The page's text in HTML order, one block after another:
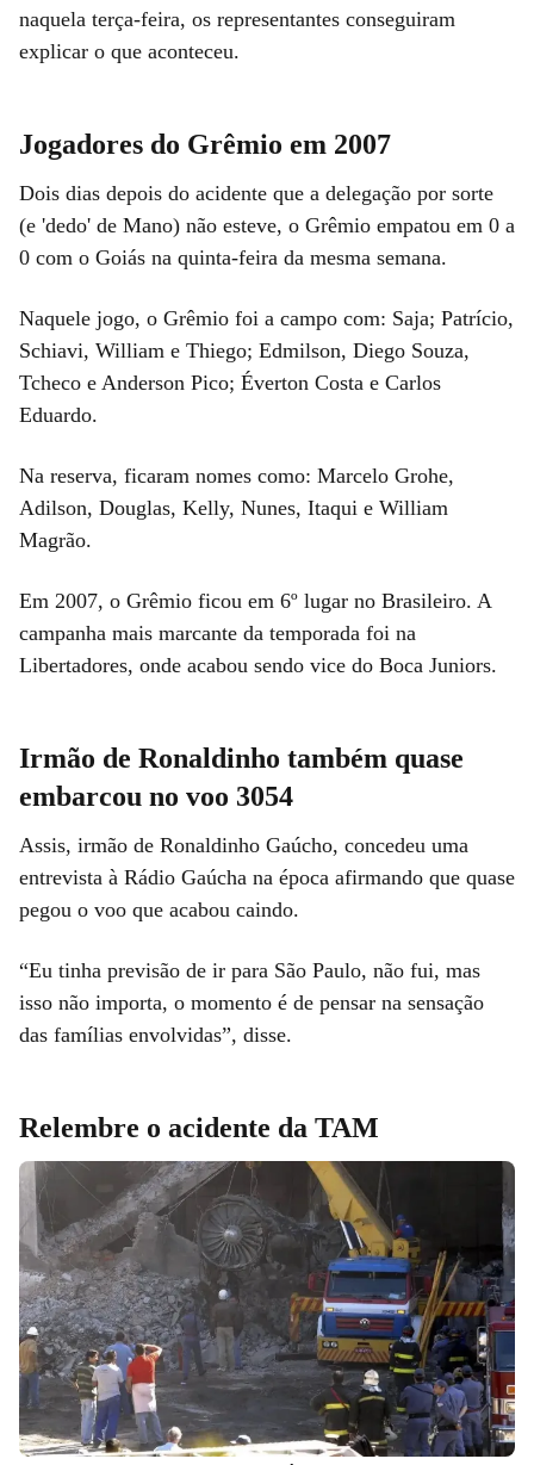
naquela terça-feira, os representantes conseguiram
explicar o que aconteceu.
Jogadores do Grêmio em 2007
Dois dias depois do acidente que a delegação por sorte
(e 'dedo' de Mano) não esteve, o Grêmio empatou em 0 a
0 com o Goiás na quinta-feira da mesma semana.
Naquele jogo, o Grêmio foi a campo com: Saja; Patrício,
Schiavi, William e Thiego; Edmilson, Diego Souza,
Tcheco e Anderson Pico; Éverton Costa e Carlos
Eduardo.
Na reserva, ficaram nomes como: Marcelo Grohe,
Adilson, Douglas, Kelly, Nunes, Itaqui e William
Magrão.
Em 2007, o Grêmio ficou em 6º lugar no Brasileiro. A
campanha mais marcante da temporada foi na
Libertadores, onde acabou sendo vice do Boca Juniors.
Irmão de Ronaldinho também quase
embarcou no voo 3054
Assis, irmão de Ronaldinho Gaúcho, concedeu uma
entrevista à Rádio Gaúcha na época afirmando que quase
pegou o voo que acabou caindo.
“Eu tinha previsão de ir para São Paulo, não fui, mas
isso não importa, o momento é de pensar na sensação
das famílias envolvidas”, disse.
Relembre o acidente da TAM